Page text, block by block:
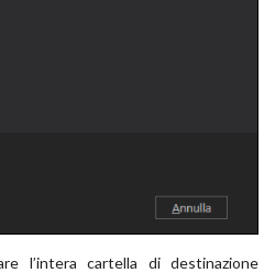
l’intera cartella di destinazione